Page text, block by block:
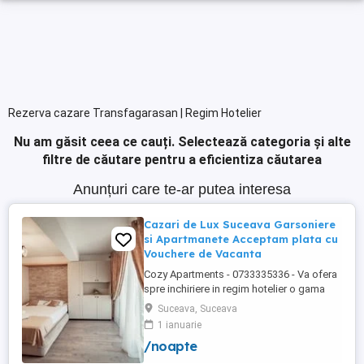
Rezerva cazare Transfagarasan | Regim Hotelier
Nu am găsit ceea ce cauți. Selectează categoria și alte
filtre de căutare pentru a eficientiza căutarea
Anunțuri care te-ar putea interesa
Cazari de Lux Suceava Garsoniere
si Apartmanete Acceptam plata cu
Vouchere de Vacanta
Cozy Apartments - 0733335336 - Va ofera
spre inchiriere in regim hotelier o gama
variata de apartamente si garsoniere
situate in puncte cheie ale orasului
Suceava: Bulevardul George Enescu.
Kaufland George Enescu In centrul
Suceava, Suceava
1 ianuarie
/noapte